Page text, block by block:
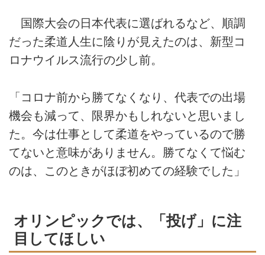
国際大会の日本代表に選ばれるなど、順調
だった柔道人生に陰りが見えたのは、新型コ
ロナウイルス流行の少し前。
「コロナ前から勝てなくなり、代表での出場
機会も減って、限界かもしれないと思いまし
た。今は仕事として柔道をやっているので勝
てないと意味がありません。勝てなくて悩む
のは、このときがほぼ初めての経験でした」
オリンピックでは、「投げ」に注
目してほしい